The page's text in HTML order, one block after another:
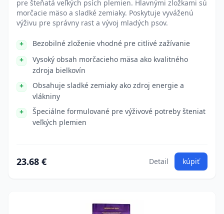
pre šteňatá veľkých psích plemien. Hlavnými zložkami sú
morčacie mäso a sladké zemiaky. Poskytuje vyváženú
výživu pre správny rast a vývoj mladých psov.
Bezobilné zloženie vhodné pre citlivé zažívanie
Vysoký obsah morčacieho mäsa ako kvalitného
zdroja bielkovín
Obsahuje sladké zemiaky ako zdroj energie a
vlákniny
Špeciálne formulované pre výživové potreby šteniat
veľkých plemien
23.68 € Detail kúpiť